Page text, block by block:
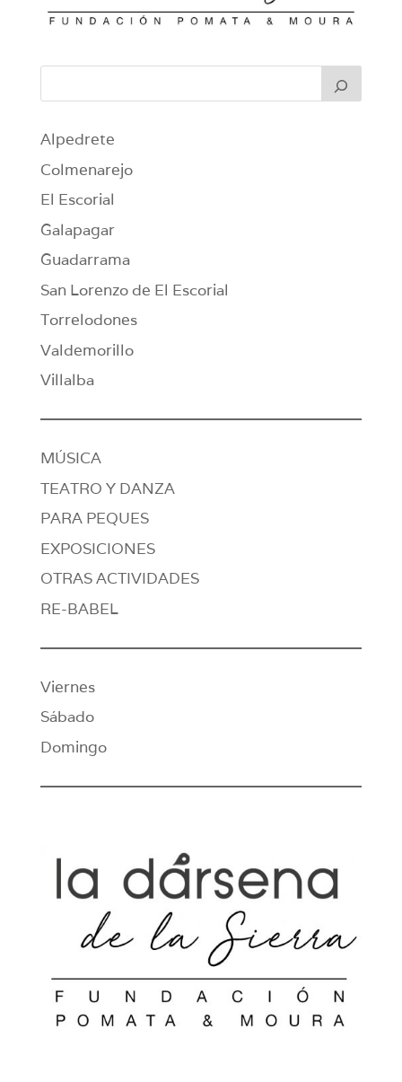
Alpedrete
Colmenarejo
El Escorial
Galapagar
Guadarrama
San Lorenzo de El Escorial
Torrelodones
Valdemorillo
Villalba
MÚSICA
TEATRO Y DANZA
PARA PEQUES
EXPOSICIONES
OTRAS ACTIVIDADES
RE-BABEL
Viernes
Sábado
Domingo